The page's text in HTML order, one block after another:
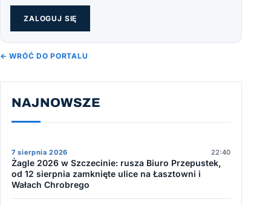
ZALOGUJ SIĘ
← WRÓĆ DO PORTALU
NAJNOWSZE
7 sierpnia 2026 22:40
Żagle 2026 w Szczecinie: rusza Biuro Przepustek,
od 12 sierpnia zamknięte ulice na Łasztowni i
Wałach Chrobrego